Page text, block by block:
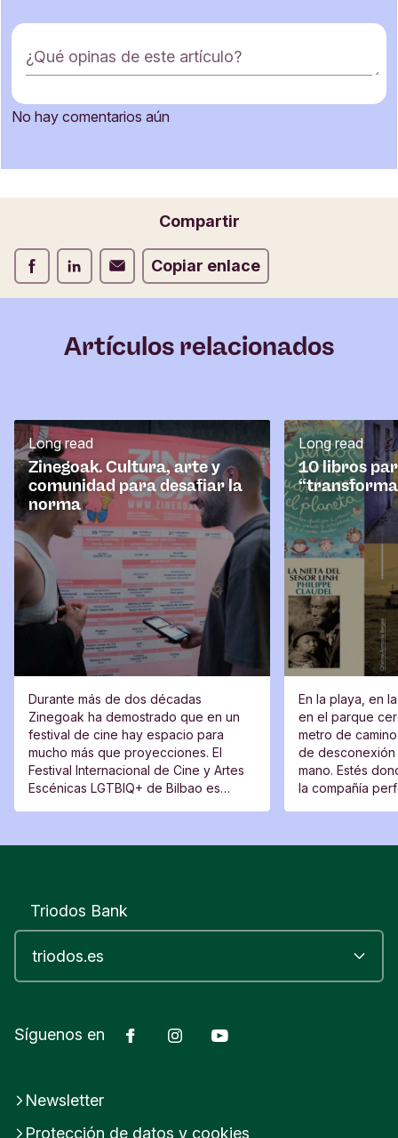
F
o
m
a
d
e
c
r
i
o
¿Qué opinas de este artículo?
Correo electrónico
No hay comentarios aún
Compartir
Compartir Facebook
Compartir LinkedIn
Compartir Correo electrónico
Copiar enlace
Artículos relacionados
Zinegoak. Cultura, arte y
comunidad para desafiar la
norma
Long read
Durante más de dos décadas
Zinegoak ha demostrado que en un
festival de cine hay espacio para
mucho más que proyecciones. El
Festival Internacional de Cine y Artes
Escénicas LGTBIQ+ de Bilbao es
10 libros
Long read
En la playa, en
en el parque
metro de
de
mano. Estés
la compañía
Triodos Bank
Síguenos en FacebookInstagram
Newsletter
Protección de datos y cookies